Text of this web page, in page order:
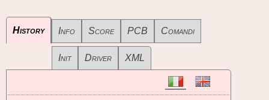
History Info Score PCB Comandi
Init Driver XML